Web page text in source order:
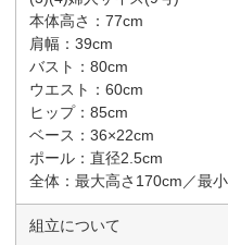
本体高さ：77cm
肩幅：39cm
バスト：80cm
ウエスト：60cm
ヒップ：85cm
ベース：36×22cm
ポール：直径2.5cm
全体：最大高さ170cm／最
組立について